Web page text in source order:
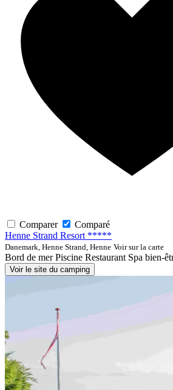
Comparer
Comparé
Henne Strand Resort *****
Danemark, Henne Strand, Henne Voir sur la carte
Bord de mer Piscine Restaurant Spa bien-
Voir le site du camping